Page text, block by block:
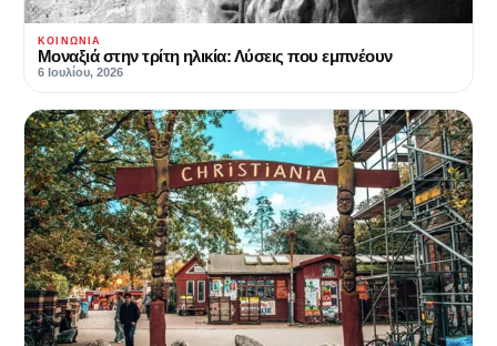
ΚΟΙΝΩΝΊΑ
Μοναξιά στην τρίτη ηλικία: Λύσεις που εμπνέουν
6 Ιουλίου, 2026